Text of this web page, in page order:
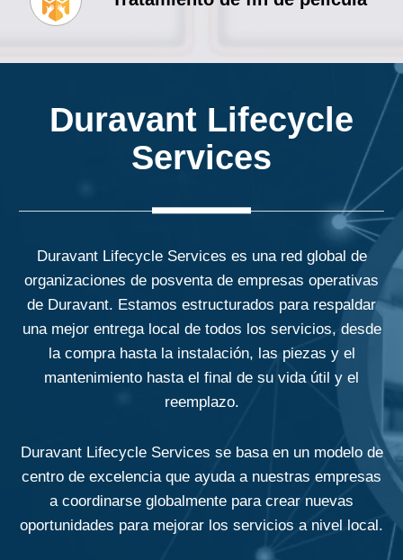
Duravant Lifecycle
Services
Duravant Lifecycle Services es una red global de
organizaciones de posventa de empresas operativas
de Duravant. Estamos estructurados para respaldar
una mejor entrega local de todos los servicios, desde
la compra hasta la instalación, las piezas y el
mantenimiento hasta el final de su vida útil y el
reemplazo.
Duravant Lifecycle Services se basa en un modelo de
centro de excelencia que ayuda a nuestras empresas
a coordinarse globalmente para crear nuevas
oportunidades para mejorar los servicios a nivel local.